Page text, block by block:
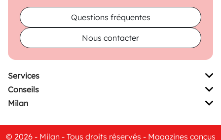
Questions fréquentes
Nous contacter
Services
Conseils
Milan
© 2026 - Milan - Tous droits réservés - Magazines conçus